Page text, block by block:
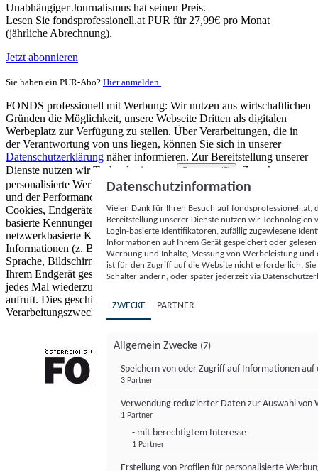
Unabhängiger Journalismus hat seinen Preis.
Lesen Sie fondsprofessionell.at PUR für 27,99€ pro Monat
(jährliche Abrechnung).
Jetzt abonnieren
Sie haben ein PUR-Abo? Hier anmelden.
FONDS professionell mit Werbung: Wir nutzen aus wirtschaftlichen
Gründen die Möglichkeit, unsere Webseite Dritten als digitalen
Werbeplatz zur Verfügung zu stellen. Über Verarbeitungen, die in
der Verantwortung von uns liegen, können Sie sich in unserer
Datenschutzerklärung näher informieren. Zur Bereitstellung unserer
Dienste nutzen wir Technologien von
Partnern (5)
. Zwecke:
personalisierte Werbung und Inhalte, Messung von Werbeleistung
und der Performance von Inhalten sowie Zielgruppenforschung.
Cookies, Endgeräte- oder ähnliche Online-Kennungen (z. B. login-
basierte Kennungen, zufällig generierte Kennungen,
netzwerkbasierte Kennungen) können zusammen mit anderen
Informationen (z. B. Browsertyp und Browserinformationen,
Sprache, Bildschirmgröße, unterstützte Technologien usw.) auf
Ihrem Endgerät gespeichert oder von dort ausgelesen werden, um es
jedes Mal wiederzuerkennen, wenn es eine App oder einer Webseite
aufruft. Dies geschieht für einen oder mehrere der hier aufgeführten
Verarbeitungszwecke.
Datenschutzinformation
Vielen Dank für Ihren Besuch auf
Bereitstellung unserer Dienste nutzen wir Technologien
Login-basierte Identifikatoren, zufällig zugewiesene
Informationen auf Ihrem Gerät gespeichert oder
Werbung und Inhalte, Messung von Werbeleistung
ist für den Zugriff auf die Website nicht erforderlich.
Schalter ändern, oder später jederzeit via
ZWECKE PARTNER
Allgemein Zwecke (7)
Speichern von oder Zugriff auf Informationen auf
3 Partner
Verwendung reduzierter Daten zur Auswahl von
1 Partner
- mit berechtigtem Interesse
1 Partner
Erstellung von Profilen für personalisierte
FONDS professionell